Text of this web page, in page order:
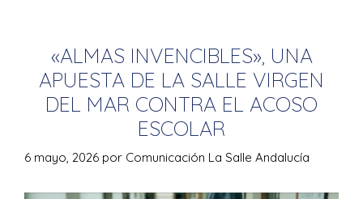
«ALMAS INVENCIBLES», UNA
APUESTA DE LA SALLE VIRGEN
DEL MAR CONTRA EL ACOSO
ESCOLAR
6 mayo, 2026 por Comunicación La Salle Andalucía